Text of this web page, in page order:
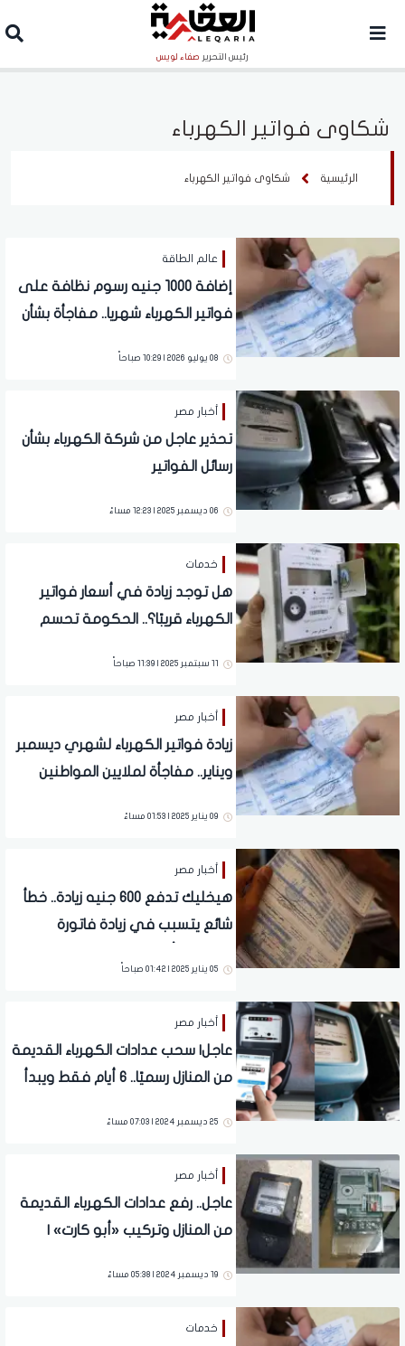
رئيس التحرير صفاء لويس
شكاوى فواتير الكهرباء
الرئيسية شكاوى فواتير الكهرباء
عالم الطاقة
إضافة 1000 جنيه رسوم نظافة على
فواتير الكهرباء شهريا.. مفاجأة بشأن
08 يوليو 2026 | 10:29 صباحاً
أخبار مصر
تحذير عاجل من شركة الكهرباء بشأن
رسائل الفواتير
06 ديسمبر 2025 | 12:23 مساءً
خدمات
هل توجد زيادة في أسعار فواتير
الكهرباء قريبًا؟.. الحكومة تحسم
11 سبتمبر 2025 | 11:39 صباحاً
أخبار مصر
زيادة فواتير الكهرباء لشهري ديسمبر
ويناير.. مفاجأة لملايين المواطنين
09 يناير 2025 | 01:53 مساءً
أخبار مصر
هيخليك تدفع 600 جنيه زيادة.. خطأ
شائع يتسبب في زيادة فاتورة
05 يناير 2025 | 01:42 صباحاً
أخبار مصر
عاجل| سحب عدادات الكهرباء القديمة
من المنازل رسميًا.. 6 أيام فقط ويبدأ
25 ديسمبر 2024 | 07:03 مساءً
أخبار مصر
عاجل.. رفع عدادات الكهرباء القديمة
من المنازل وتركيب «أبو كارت» |
19 ديسمبر 2024 | 05:38 مساءً
خدمات